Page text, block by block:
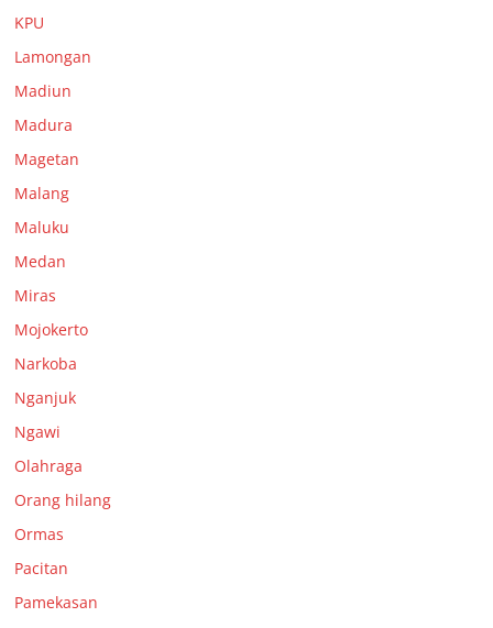
KPU
Lamongan
Madiun
Madura
Magetan
Malang
Maluku
Medan
Miras
Mojokerto
Narkoba
Nganjuk
Ngawi
Olahraga
Orang hilang
Ormas
Pacitan
Pamekasan